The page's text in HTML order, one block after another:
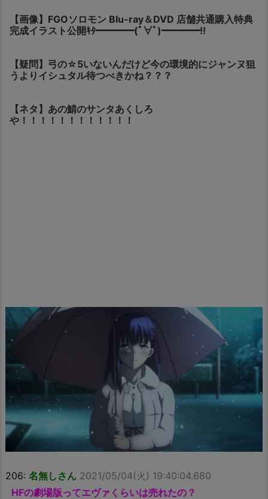
【画像】FGOソロモン Blu-ray＆DVD 店舗共通購入特典
完成イラスト公開ｷﾀ━━━━(ﾟ∀ﾟ)━━━━!!
【疑問】弓の☆5いないんだけど今の環境的にジャンヌ狙
うよりイシュタル待つべきかね？？？
【ネタ】あの鯖のサンタあくしろ
や！！！！！！！！！！！！
206: 名無しさん 2021/05/04(火) 19:40:04.680
HFの劇場版ってエヴァくらいは売れたの？